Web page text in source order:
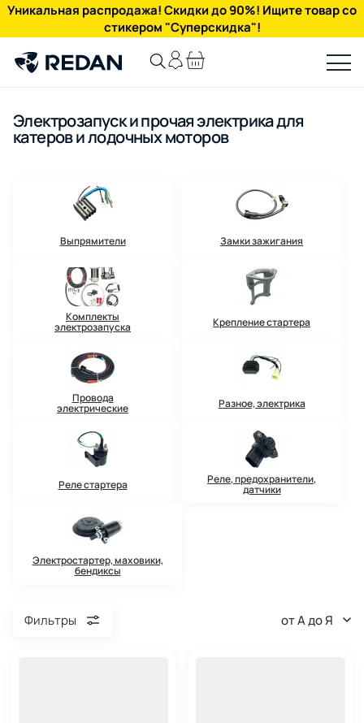
Уникальная распродажа! Скидки до 90%! Ищите товар со
стикером "Суперскидка"!
Электрозапуск и прочая электрика для
катеров и лодочных моторов
Выпрямители Замки зажигания
Комплекты
электрозапуска Крепление стартера
Провода
электрические Разное, электрика
Реле стартера Реле, предохранители,
датчики
Электростартер, маховики,
бендиксы
Фильтры от А до Я